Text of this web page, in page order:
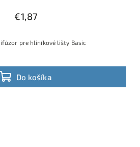
€1,87
Do košíka
pre hliníkové lišty Basic